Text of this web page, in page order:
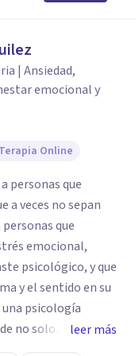
| Ansiedad,
emocional y
Terapia Online
personas que
a veces no sepan
emocional,
psicológico, y que
y el sentido en su
no solo
lo que los
leer más